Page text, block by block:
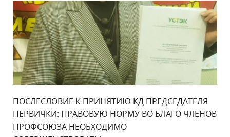
ПОСЛЕСЛОВИЕ К ПРИНЯТИЮ КД ПРЕДСЕДАТЕЛЯ
ПЕРВИЧКИ: ПРАВОВУЮ НОРМУ ВО БЛАГО ЧЛЕНОВ
ПРОФСОЮЗА НЕОБХОДИМО